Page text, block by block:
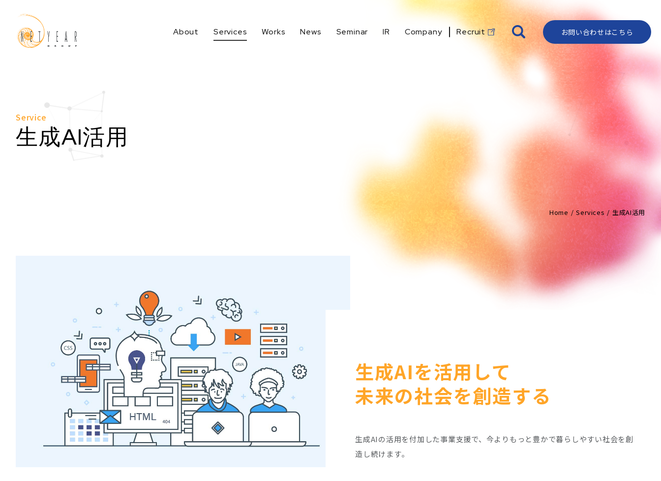
About Services Works News Seminar IR
コーポレートガバナンス
よくある質問
ディスクロージャー
ポリシー
Company
ビジョン
ロゴ・ストーリー
Recruit お問い合わせはこちら
Service
生成AI活用
Home Services 生成AI活用
生成AIを活用して
未来の社会を創造する
生成AIの活用を付加した事業支援で、今よりもっと豊かで暮らしやすい社会を創
造し続けます。